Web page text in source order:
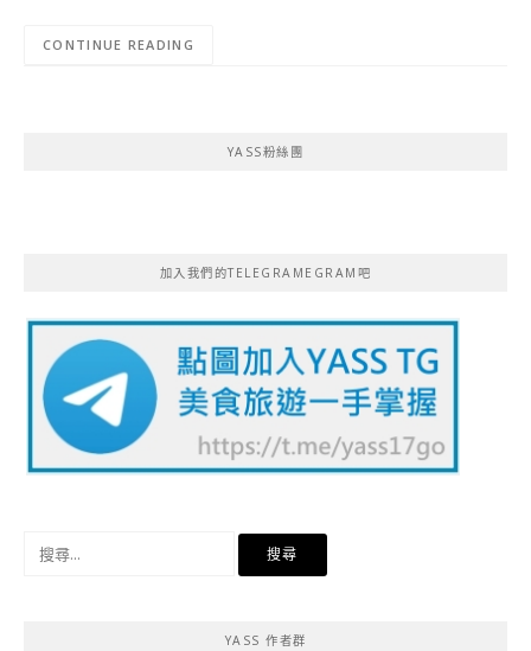
CONTINUE READING
YASS粉絲團
加入我們的TELEGRAMEGRAM吧
YASS 作者群